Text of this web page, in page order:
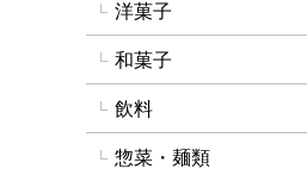
洋菓子
和菓子
飲料
惣菜・麺類